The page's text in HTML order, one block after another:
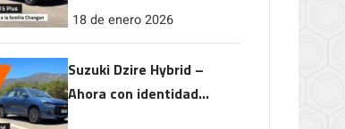
18 de enero 2026
Suzuki Dzire Hybrid –
Ahora con identidad